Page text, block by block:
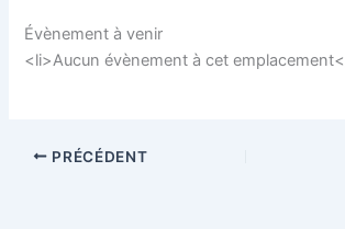
Évènement à venir
<li>Aucun évènement à cet
PRÉCÉDENT